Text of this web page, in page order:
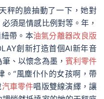
秤的臉抽動了一下，她對
須是情感比例對等。年，
帶。本油氣分離器改良版
創新打造首個AI新年音
、以懷念為墨， 賓利零件
。“風塵仆仆的女孩啊，帶
汽車零件唱版雙線演繹，讓